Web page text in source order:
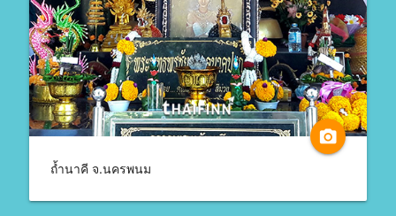
camera_alt
ถ้ำนาคี จ.นครพนม